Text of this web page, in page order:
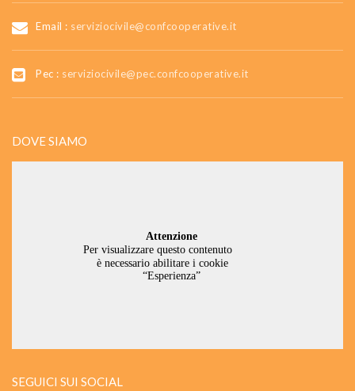
Email : serviziocivile@confcooperative.it
Pec : serviziocivile@pec.confcooperative.it
DOVE SIAMO
SEGUICI SUI SOCIAL